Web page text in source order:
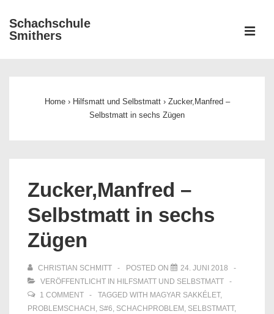
Zum
Inhalt
Schachschule
Smithers
Home › Hilfsmatt und Selbstmatt › Zucker,Manfred –
Selbstmatt in sechs Zügen
Zucker,Manfred –
Selbstmatt in sechs
Zügen
CHRISTIAN SCHMITT POSTED ON
24. JUNI 2018
VERÖFFENTLICHT IN HILFSMATT UND SELBSTMATT
1 COMMENT
TAGGED WITH MAGYAR SAKKÉLET,
PROBLEMSCHACH , S#6, SCHACHPROBLEM , SELBSTMATT,